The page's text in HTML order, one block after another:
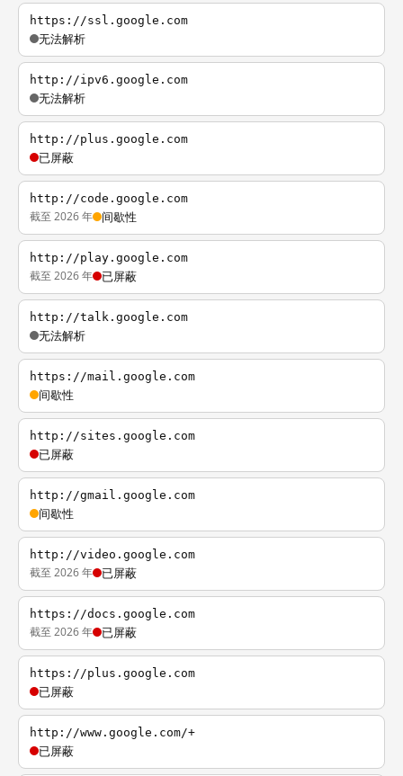
https://ssl.google.com
无法解析
http://ipv6.google.com
无法解析
http://plus.google.com
已屏蔽
http://code.google.com
截至 2026 年 间歇性
http://play.google.com
截至 2026 年 已屏蔽
http://talk.google.com
无法解析
https://mail.google.com
间歇性
http://sites.google.com
已屏蔽
http://gmail.google.com
间歇性
http://video.google.com
截至 2026 年 已屏蔽
https://docs.google.com
截至 2026 年 已屏蔽
https://plus.google.com
已屏蔽
http://www.google.com/+
已屏蔽